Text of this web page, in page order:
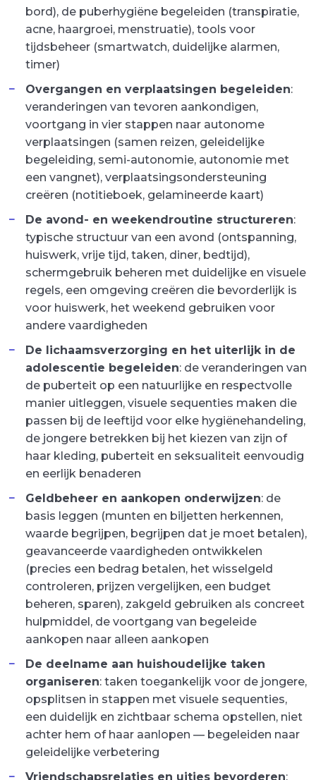
bord), de puberhygiëne begeleiden (transpiratie,
acne, haargroei, menstruatie), tools voor
tijdsbeheer (smartwatch, duidelijke alarmen,
timer)
Overgangen en verplaatsingen begeleiden:
veranderingen van tevoren aankondigen,
voortgang in vier stappen naar autonome
verplaatsingen (samen reizen, geleidelijke
begeleiding, semi-autonomie, autonomie met
een vangnet), verplaatsingsondersteuning
creëren (notitieboek, gelamineerde kaart)
De avond- en weekendroutine structureren:
typische structuur van een avond (ontspanning,
huiswerk, vrije tijd, taken, diner, bedtijd),
schermgebruik beheren met duidelijke en visuele
regels, een omgeving creëren die bevorderlijk is
voor huiswerk, het weekend gebruiken voor
andere vaardigheden
De lichaamsverzorging en het uiterlijk in de
adolescentie begeleiden: de veranderingen van
de puberteit op een natuurlijke en respectvolle
manier uitleggen, visuele sequenties maken die
passen bij de leeftijd voor elke hygiënehandeling,
de jongere betrekken bij het kiezen van zijn of
haar kleding, puberteit en seksualiteit eenvoudig
en eerlijk benaderen
Geldbeheer en aankopen onderwijzen: de
basis leggen (munten en biljetten herkennen,
waarde begrijpen, begrijpen dat je moet betalen),
geavanceerde vaardigheden ontwikkelen
(precies een bedrag betalen, het wisselgeld
controleren, prijzen vergelijken, een budget
beheren, sparen), zakgeld gebruiken als concreet
hulpmiddel, de voortgang van begeleide
aankopen naar alleen aankopen
De deelname aan huishoudelijke taken
organiseren: taken toegankelijk voor de jongere,
opsplitsen in stappen met visuele sequenties,
een duidelijk en zichtbaar schema opstellen, niet
achter hem of haar aanlopen — begeleiden naar
geleidelijke verbetering
Vriendschapsrelaties en uitjes bevorderen: